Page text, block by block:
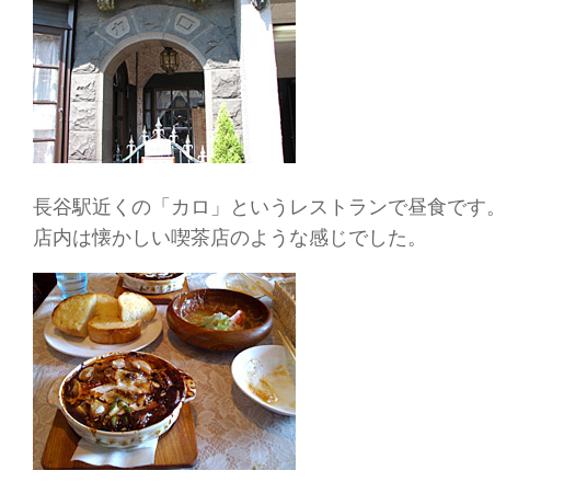
長谷駅近くの「カロ」というレストランで昼食です。
店内は懐かしい喫茶店のような感じでした。